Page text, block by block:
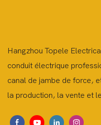
Hangzhou Topele
conduit électrique
canal de jambe de force,
la production, la vente et